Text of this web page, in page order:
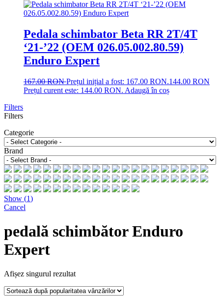
Pedala schimbator Beta RR 2T/4T
‘21-’22 (OEM 026.05.002.80.59)
Enduro Expert
167.00RONPrețul inițial a fost: 167.00 RON.144.00 RON
Prețul curent este: 144.00 RON. Adaugă în coș
Filters
Filters
Categorie
Brand
Show (1)
Cancel
pedală schimbător Enduro
Expert
Afișez singurul rezultat